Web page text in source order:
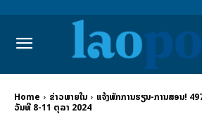
Home ຂ່າວພາຍ​ໃນ
ແຈ້ງພັກການຮຽນ-ການສອນ!
ວັນທີ 8-11 ຕຸລາ 2024